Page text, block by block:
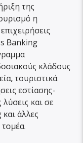
της
η
Banking
κλάδους
τουριστικά
εστίασης-
και σε
άλλες